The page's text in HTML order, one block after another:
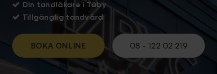
 Din tandläkare i Täby
 Tillgänglig tandvård
BOKA ONLINE 08 - 122 02 219